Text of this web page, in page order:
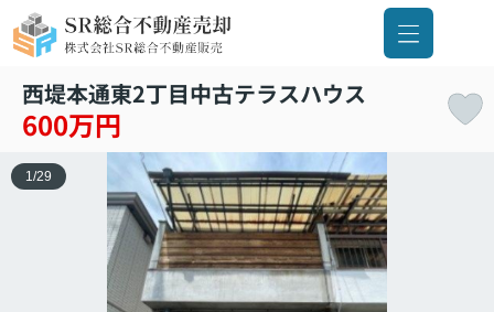
西堤本通東2丁目中古テラスハウス
600万円
1 /29